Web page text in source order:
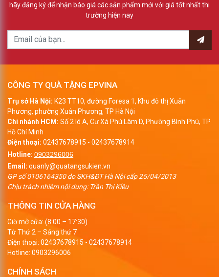
hãy đăng ký để nhận báo giá các sản phẩm mới với giá tốt nhất thi
trường hiện nay
CÔNG TY QUÀ TẶNG EPVINA
Trụ sở Hà Nội: K23 TT10, đường Foresa 1, Khu đô thị Xuân
Phương, phường Xuân Phương, TP Hà Nội
Chi nhánh HCM: Số 2 lô A, Cư Xá Phú Lâm D, Phường Bình Phú, TP
Hồ Chí Minh
Điện thoại: 02437678915 - 02437678914
Hotline: 0903296006
Email: quanly@quatangsukien.vn
GP số 0106164350 do SKH&ĐT Hà Nội cấp 25/04/2013
Chịu trách nhiệm nội dung: Trần Thị Kiều
THÔNG TIN CỬA HÀNG
Giờ mở cửa: (8:00 – 17:30)
Từ Thứ 2 – Sáng thứ 7
Điện thoại: 02437678915 - 02437678914
Hotline: 0903296006
CHÍNH SÁCH